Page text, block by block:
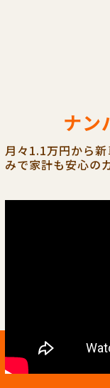
ナン
月々1.1万円から
みで家計も安心の